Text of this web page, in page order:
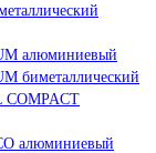
алюминиевый
биметаллический
алюминиевый